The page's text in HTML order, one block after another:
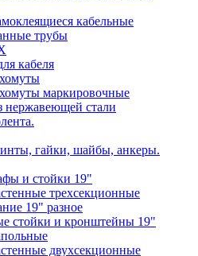
кабельные
трубы
кабеля
маркировочные
нержавеющей стали
гайки, шайбы, анкеры.
и стойки 19"
трехсекционные
19" разное
стойки и кронштейны 19"
двухсекционные